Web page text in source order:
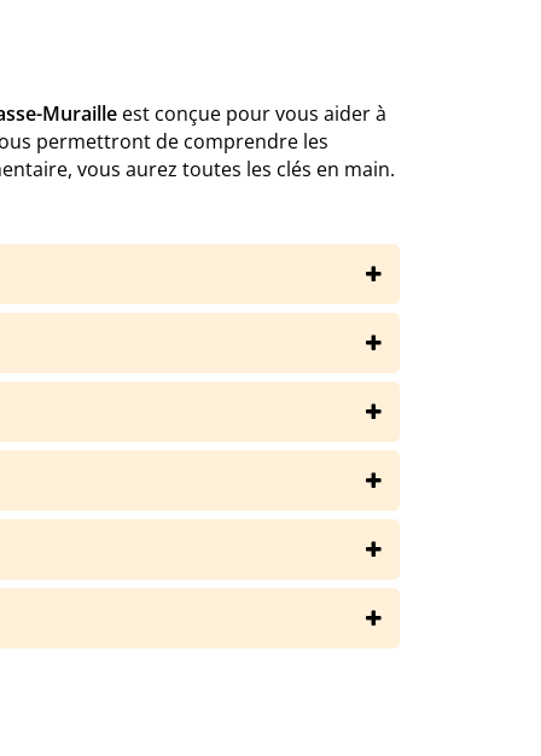
Muraille est conçue pour vous aider à
permettront de comprendre les
vous aurez toutes les clés en main.